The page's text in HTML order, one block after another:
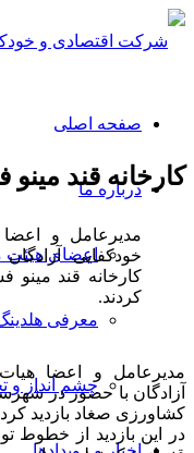
صفحه اصلی
درباره ما
اعضای هیئت
معرفی
چشم انداز و
کارخانه قند
مدیرعامل و
خودکفایی
کارخانه قند
کردند.
مدیرعامل و اعضا
آزادگان با حضور در
کشاورزی صغاد بازدید
در این بازدید از خطوط